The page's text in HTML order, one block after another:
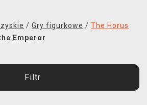
/ Gry figurkowe / The Horus
Emperor
Filtr